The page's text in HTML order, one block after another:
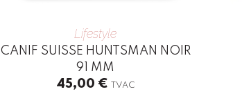
Lifestyle
CANIF SUISSE HUNTSMAN NOIR
91 MM
45,00 € TVAC